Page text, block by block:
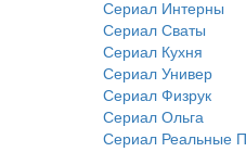
Сериал Интерны
Сериал Сваты
Сериал Кухня
Сериал Универ
Сериал Физрук
Сериал Ольга
Сериал Реальные